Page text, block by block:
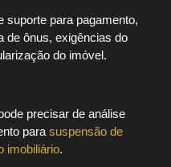
suporte para pagamento,
de ônus, exigências do
do imóvel.
precisar de análise
para suspensão de
imobiliário.